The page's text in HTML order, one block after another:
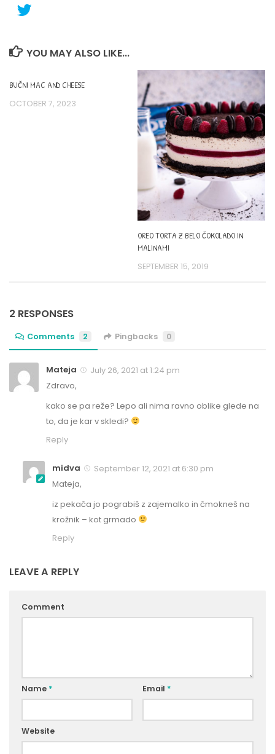
YOU MAY ALSO LIKE...
BUČNI MAC AND CHEESE
OCTOBER 7, 2023
OREO TORTA Z BELO ČOKOLADO IN
MALINAMI
SEPTEMBER 15, 2019
2 RESPONSES
Comments 2 Pingbacks 0
Mateja
July 26, 2021 at 1:24 pm
Zdravo,
kako se pa reže? Lepo ali nima ravno oblike glede na
to, da je kar v skledi?
Reply
midva
September 12, 2021 at 6:30 pm
Mateja,
iz pekača jo pograbiš z zajemalko in čmokneš na
krožnik – kot grmado
Reply
LEAVE A REPLY
Comment
Name * Email *
Website